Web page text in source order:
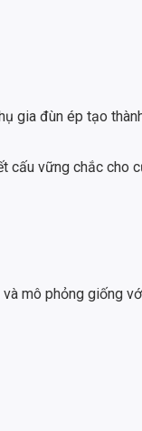
gia đùn ép tạo
cấu vững chắc cho
mô phỏng giống